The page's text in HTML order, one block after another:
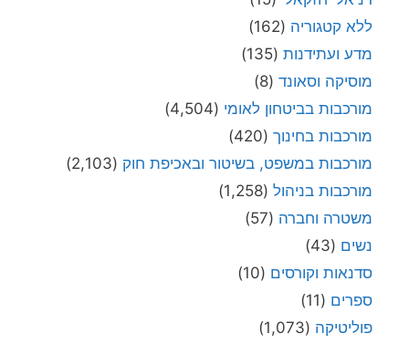
ללא קטגוריה (162)
מדע ועתידנות (135)
מוסיקה וסאונד (8)
מורכבות בביטחון לאומי (4,504)
מורכבות בחינוך (420)
מורכבות במשפט, בשיטור ובאכיפת חוק (2,103)
מורכבות בניהול (1,258)
משטרה וחברה (57)
נשים (43)
סדנאות וקורסים (10)
ספרים (11)
פוליטיקה (1,073)